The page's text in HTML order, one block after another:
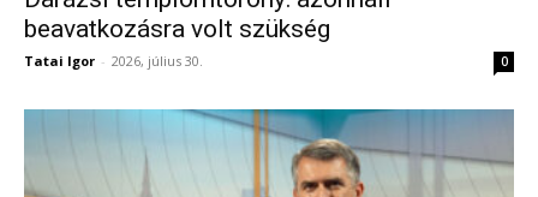
beavatkozásra volt szükség
Tatai Igor - 2026, július 30. 0